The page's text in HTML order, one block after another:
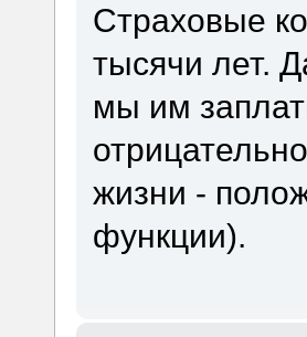
Страховые
тысячи лет.
мы им
жизни -
функции).